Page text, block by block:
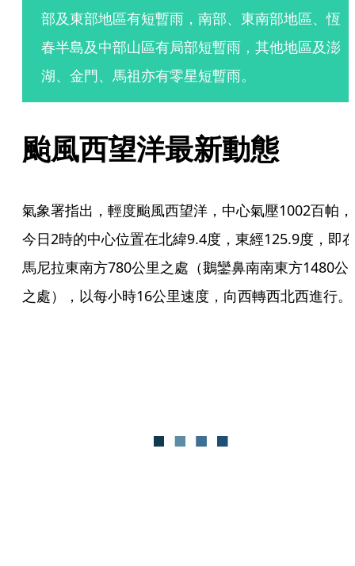
部及東部地區有短暫雨，南部、東南部地區、恆
春半島及中部山區有局部短暫雨，其他地區及澎
湖、金門、馬祖亦有零星短暫雨。
颱風西望洋最新動態
氣象署指出，輕度颱風西望洋，中心氣壓1002百帕，
今日2時的中心位置在北緯9.4度，東經125.9度，即
馬尼拉東南方780公里之處（鵝鑾鼻南南東方1480公
之處），以每小時16公里速度，向西轉西北西進行。